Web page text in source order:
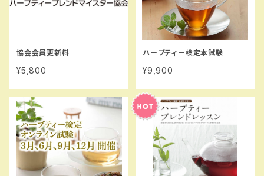
協会会員更新料
¥5,800
ハーブティー検定本試験
¥9,900